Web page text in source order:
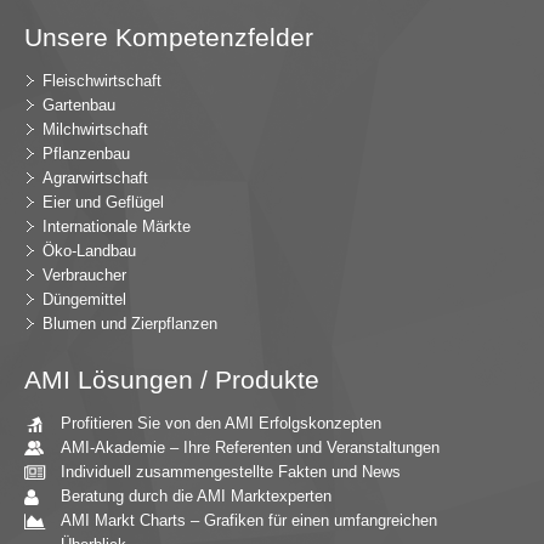
Unsere Kompetenzfelder
Fleischwirtschaft
Gartenbau
Milchwirtschaft
Pflanzenbau
Agrarwirtschaft
Eier und Geflügel
Internationale Märkte
Öko-Landbau
Verbraucher
Düngemittel
Blumen und Zierpflanzen
AMI Lösungen / Produkte
Profitieren Sie von den AMI Erfolgskonzepten
AMI-Akademie – Ihre Referenten und Veranstaltungen
Individuell zusammengestellte Fakten und News
Beratung durch die AMI Marktexperten
AMI Markt Charts – Grafiken für einen umfangreichen